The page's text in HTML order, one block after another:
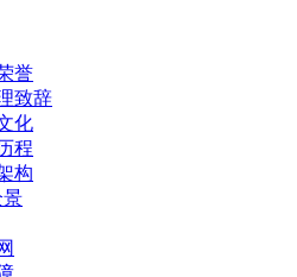
誉
致辞
化
程
构